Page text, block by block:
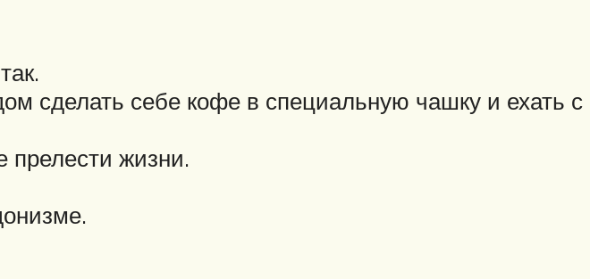
сделать себе кофе в специальную чашку и ехать с
прелести жизни.